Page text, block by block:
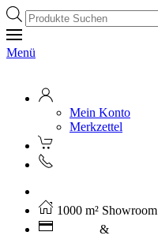
Products
search
Menü
Mein Konto
Merkzettel
1000 m² Showroom
&